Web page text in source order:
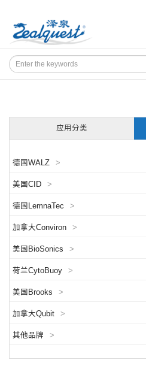
应用分类
德国WALZ >
美国CID >
德国LemnaTec >
加拿大Conviron >
美国BioSonics >
荷兰CytoBuoy >
美国Brooks >
加拿大Qubit >
其他品牌 >